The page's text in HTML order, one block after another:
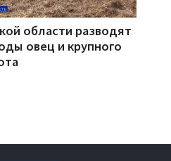
области разводят
овец и крупного